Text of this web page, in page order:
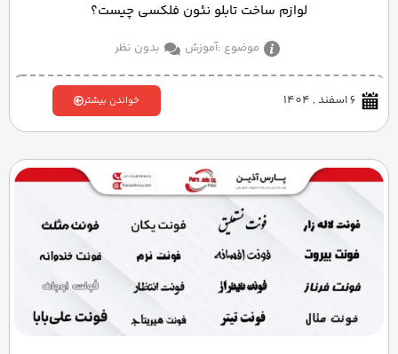
لوازم ساخت تابلو نئون فلکسی چیست؟
موضوع :آموزش بدون نظر
6 اسفند , 1404 خواندن بیشتر